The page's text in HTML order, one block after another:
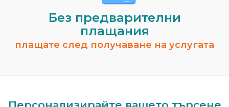
Без предварителни
плащания
плащате след получаване на услугата